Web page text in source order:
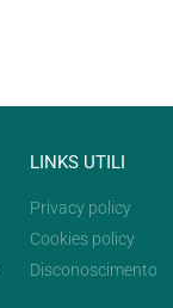
LINKS UTILI
Privacy policy
Cookies policy
Disconoscimento